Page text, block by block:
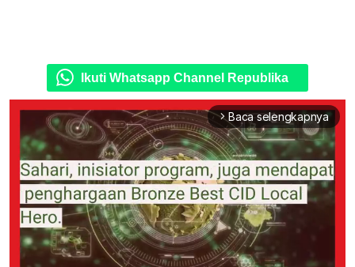
Ikuti Whatsapp Channel Republika
arrow_forward_ios Baca selengkapnya